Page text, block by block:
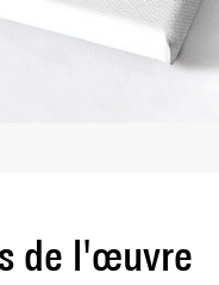
de l'œuvre